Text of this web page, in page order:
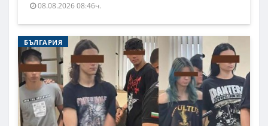
08.08.2026 08:46ч.
БЪЛГАРИЯ